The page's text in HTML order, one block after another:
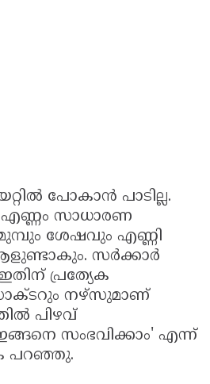
പോകാൻ പാടില്ല.
സാധാരണ
ശേഷവും എണ്ണി
സർക്കാർ
പ്രത്യേക
നഴ്സുമാണ്
പിഴവ്
ഇങ്ങനെ സംഭവിക്കാം' എന്ന്
പറഞ്ഞു.